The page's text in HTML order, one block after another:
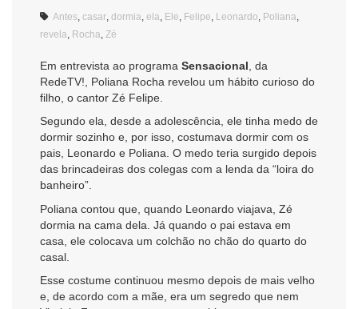
Antes casar dormia ela Ele Felipe Leonardo Poliana
revela Rocha Zé
Em entrevista ao programa Sensacional , da
RedeTV!, Poliana Rocha revelou um hábito curioso do
filho, o cantor Zé Felipe.
Segundo ela, desde a adolescência, ele tinha medo de
dormir sozinho e, por isso, costumava dormir com os
pais, Leonardo e Poliana. O medo teria surgido depois
das brincadeiras dos colegas com a lenda da “loira do
banheiro”.
Poliana contou que, quando Leonardo viajava, Zé
dormia na cama dela. Já quando o pai estava em
casa, ele colocava um colchão no chão do quarto do
casal.
Esse costume continuou mesmo depois de mais velho
e, de acordo com a mãe, era um segredo que nem